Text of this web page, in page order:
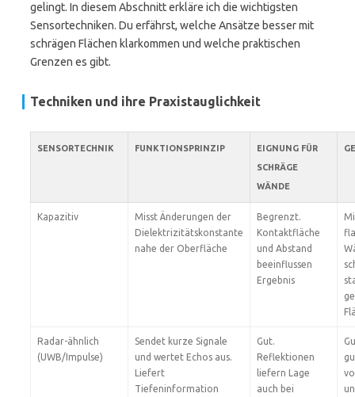
gelingt. In diesem Abschnitt erkläre ich die wichtigsten
Sensortechniken. Du erfährst, welche Ansätze besser mit
schrägen Flächen klarkommen und welche praktischen
Grenzen es gibt.
Techniken und ihre Praxistauglichkeit
SENSORTECHNIK FUNKTIONSPRINZIP
EIGNUNG FÜR
SCHRÄGE
WÄNDE
Kapazitiv
Misst Änderungen der
Dielektrizitätskonstante
nahe der Oberfläche
Begrenzt.
Kontaktfläche
und Abstand
beeinflussen
Ergebnis
Radar-ähnlich
(UWB/Impulse)
Sendet kurze Signale
und wertet Echos aus.
Liefert
Tiefeninformation
Gut.
Reflektionen
liefern Lage
auch bei